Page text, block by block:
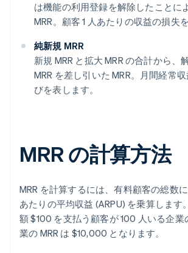
は機能の利用登録を解除したことに
MRR。顧客 1 人あたりの収益の損失
純新規 MRR
新規 MRR と拡大 MRR の合計から、
MRR を差し引いた MRR。月間経常
びを表します。
MRR の計算方法
MRR を計算するには、有料顧客の総数
あたりの平均収益 (ARPU) を乗算します
額 $100 を支払う顧客が 100 人いる企業
業の MRR は $10,000 となります。